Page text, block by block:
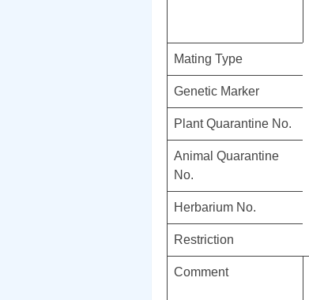
Mating Type
Genetic Marker
Plant Quarantine No.
Animal Quarantine
No.
Herbarium No.
Restriction
Comment